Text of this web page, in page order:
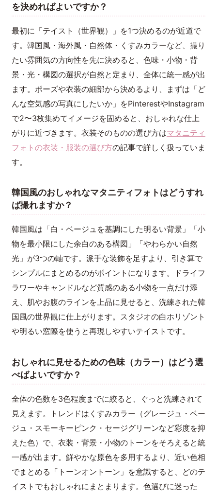
を決めればよいですか？
最初に「テイスト（世界観）」を1つ決めるのが近道で
す。韓国風・海外風・自然体・くすみカラーなど、撮り
たい雰囲気の方向性を先に決めると、色味・小物・背
景・光・構図の選択が自然と定まり、全体に統一感が出
ます。ポーズや衣装の細部から決めるより、まずは「ど
んな空気感の写真にしたいか」をPinterestやInstagram
で2〜3枚集めてイメージを固めると、おしゃれな仕上
がりに近づきます。衣装そのものの選び方はマタニティ
フォトの衣装・服装の選び方の記事で詳しく扱っていま
す。
韓国風のおしゃれなマタニティフォトはどうすれ
ば撮れますか？
韓国風は「白・ベージュを基調にした明るい背景」「小
物を最小限にした余白のある構図」「やわらかい自然
光」が3つの軸です。派手な装飾を足すより、引き算で
シンプルにまとめるのがポイントになります。ドライフ
ラワーやキャンドルなど質感のある小物を一点だけ添
え、肌やお腹のラインを上品に見せると、洗練された韓
国風の世界観に仕上がります。スタジオの白ホリゾント
や明るい窓際を使うと再現しやすいテイストです。
おしゃれに見せるための色味（カラー）はどう選
べばよいですか？
全体の色数を3色程度までに絞ると、ぐっと洗練されて
見えます。トレンドはくすみカラー（グレージュ・ベー
ジュ・スモーキーピンク・セージグリーンなど彩度を抑
えた色）で、衣装・背景・小物のトーンをそろえると統
一感が出ます。鮮やかな原色を多用するより、近い色相
でまとめる「トーンオントーン」を意識すると、どのテ
イストでもおしゃれにまとまります。色選びに迷った